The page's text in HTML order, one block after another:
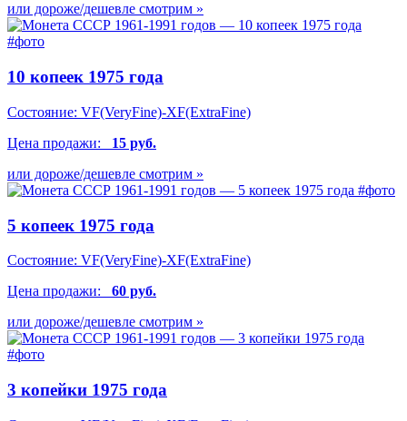
или дороже/дешевле смотрим »
10 копеек 1975 года
Состояние: VF(VeryFine)-XF(ExtraFine)
Цена продажи:
15 руб.
или дороже/дешевле смотрим »
5 копеек 1975 года
Состояние: VF(VeryFine)-XF(ExtraFine)
Цена продажи:
60 руб.
или дороже/дешевле смотрим »
3 копейки 1975 года